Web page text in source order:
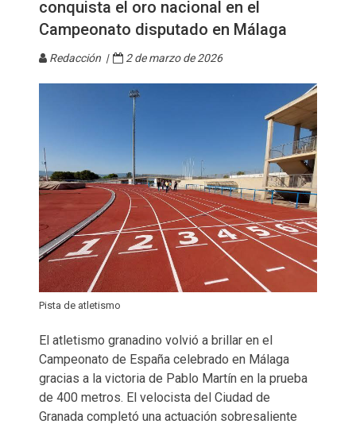
conquista el oro nacional en el
Campeonato disputado en Málaga
Redacción | 2 de marzo de 2026
Pista de atletismo
El atletismo granadino volvió a brillar en el
Campeonato de España celebrado en Málaga
gracias a la victoria de Pablo Martín en la prueba
de 400 metros. El velocista del Ciudad de
Granada completó una actuación sobresaliente